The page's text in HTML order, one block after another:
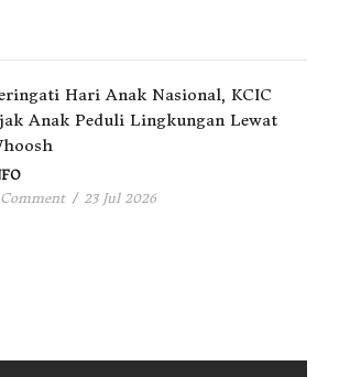
Hari Anak Nasional, KCIC
Anak Peduli Lingkungan Lewat
/ 23 Jul 2026